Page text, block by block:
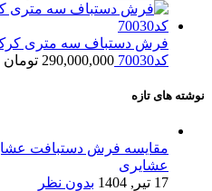
فرش دستباف سه متری
کد70030
290,000,000 تومان
نوشته های تازه
مقایسه فرش دستبافت
عشایری
17 تیر, 1404
بدون نظر